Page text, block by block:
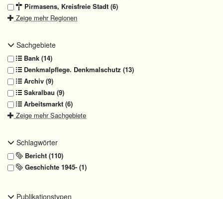
Pirmasens, Kreisfreie Stadt (6)
Zeige mehr Regionen
Sachgebiete
Bank (14)
Denkmalpflege. Denkmalschutz (13)
Archiv (9)
Sakralbau (9)
Arbeitsmarkt (6)
Zeige mehr Sachgebiete
Schlagwörter
Bericht (110)
Geschichte 1945- (1)
Publikationstypen